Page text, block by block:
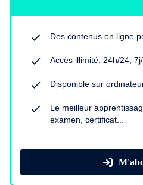
Des contenus en ligne
Accès illimité, 24h/24, 7j/
Disponible sur
Le meilleur
examen, certificat...